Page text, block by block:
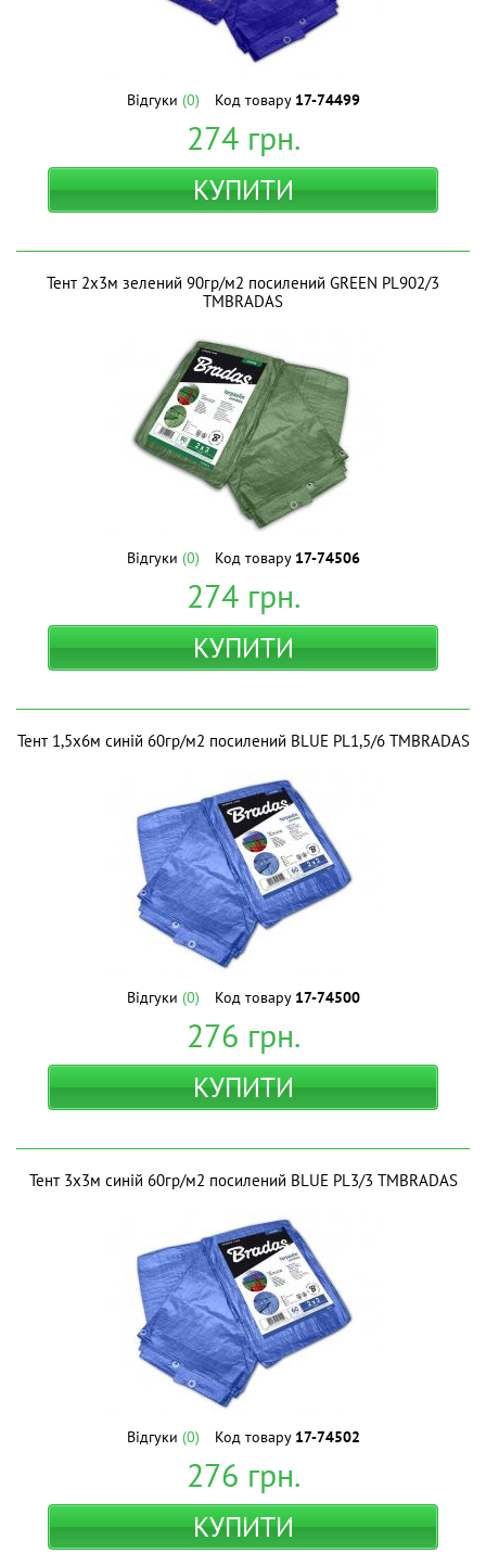
Відгуки (0) Код товару 17-74499
274грн.
КУПИТИ
Тент 2х3м зелений 90гр/м2 посилений GREEN PL902/3
ТМBRADAS
Відгуки (0) Код товару 17-74506
274грн.
КУПИТИ
Тент 1,5х6м синій 60гр/м2 посилений BLUE PL1,5/6 ТМBRADAS
Відгуки (0) Код товару 17-74500
276 грн.
КУПИТИ
Тент 3х3м синій 60гр/м2 посилений BLUE PL3/3 ТМBRADAS
Відгуки (0) Код товару 17-74502
276 грн.
КУПИТИ